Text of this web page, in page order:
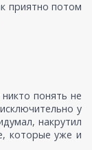
приятно потом
понять не
у
накрутил
которые уже и